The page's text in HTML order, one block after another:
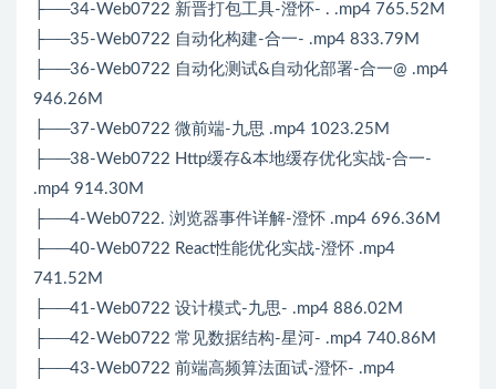
├──34-Web0722 新晋打包工具-澄怀- . .mp4 765.52M
├──35-Web0722 自动化构建-合一- .mp4 833.79M
├──36-Web0722 自动化测试&自动化部署-合一@ .mp4
946.26M
├──37-Web0722 微前端-九思 .mp4 1023.25M
├──38-Web0722 Http缓存&本地缓存优化实战-合一-
.mp4 914.30M
├──4-Web0722. 浏览器事件详解-澄怀 .mp4 696.36M
├──40-Web0722 React性能优化实战-澄怀 .mp4
741.52M
├──41-Web0722 设计模式-九思- .mp4 886.02M
├──42-Web0722 常见数据结构-星河- .mp4 740.86M
├──43-Web0722 前端高频算法面试-澄怀- .mp4